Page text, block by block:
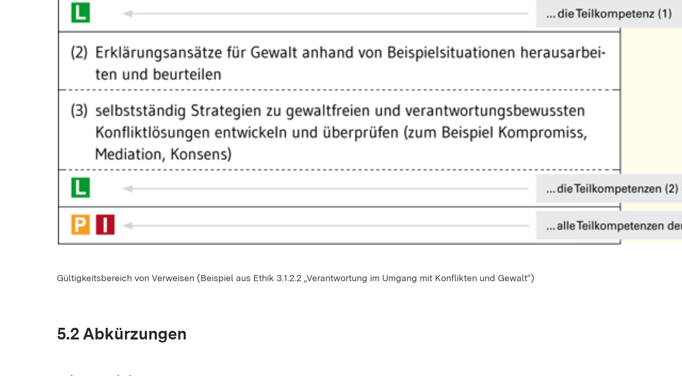
Gül­tig­keits­be­reich von Ver­wei­sen (Bei­spiel aus Ethik 3.1.2.2 „Ver­ant­wor­tung im Um­gang mit Kon­flik­ten und Ge­walt“)
5.2 Ab­kür­zun­gen